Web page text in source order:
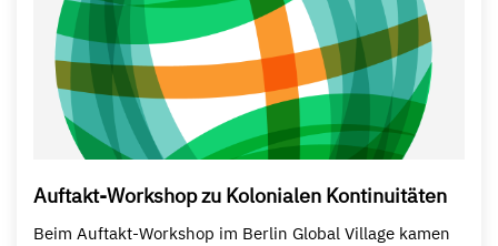
Auftakt-Workshop zu Kolonialen Kontinuitäten
Beim Auftakt-Workshop im Berlin Global Village kamen